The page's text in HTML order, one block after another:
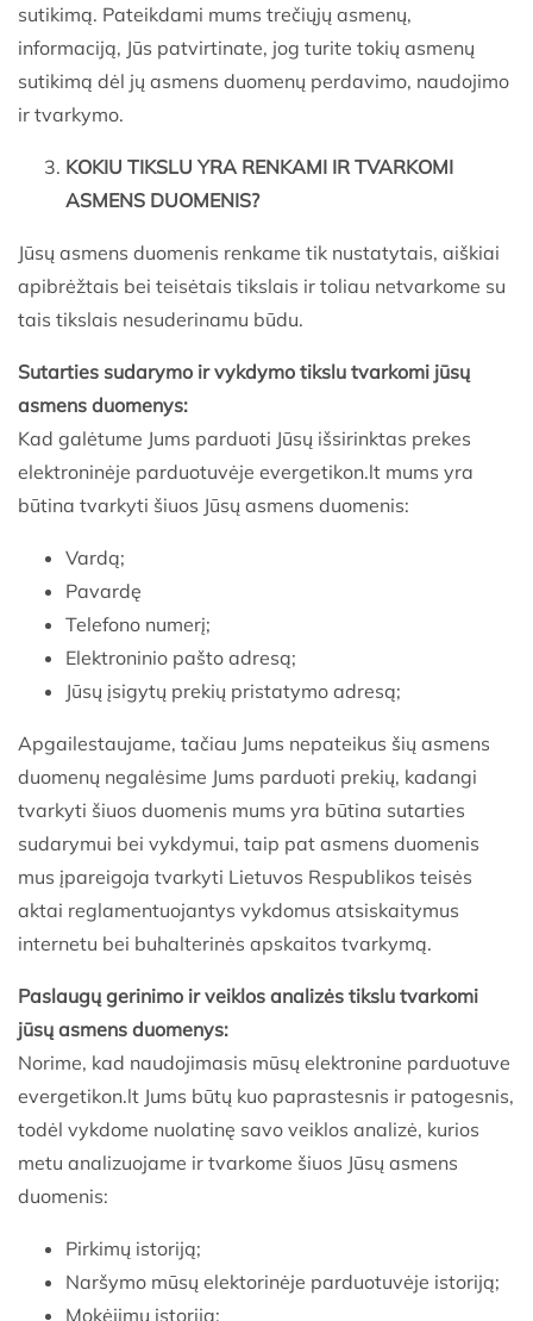
sutikimą. Pateikdami mums trečiųjų asmenų,
informaciją, Jūs patvirtinate, jog turite tokių asmenų
sutikimą dėl jų asmens duomenų perdavimo, naudojimo
ir tvarkymo.
KOKIU TIKSLUYRA RENKAMI IR TVARKOMI
ASMENS DUOMENIS?
Jūsų asmens duomenis renkame tik nustatytais, aiškiai
apibrėžtais bei teisėtais tikslais ir toliau netvarkome su
tais tikslais nesuderinamu būdu.
Sutarties sudarymo ir vykdymo tikslu tvarkomi jūsų
asmens duomenys:
Kad galėtume Jums parduoti Jūsų išsirinktas prekes
elektroninėje parduotuvėje evergetikon.lt mums yra
būtina tvarkyti šiuos Jūsų asmens duomenis:
Vardą;
Pavardę
Telefono numerį;
Elektroninio pašto adresą;
Jūsų įsigytų prekių pristatymo adresą;
Apgailestaujame, tačiau Jums nepateikus šių asmens
duomenų negalėsime Jums parduoti prekių, kadangi
tvarkyti šiuos duomenis mums yra būtina sutarties
sudarymui bei vykdymui, taip pat asmens duomenis
mus įpareigoja tvarkyti Lietuvos Respublikos teisės
aktai reglamentuojantys vykdomus atsiskaitymus
internetu bei buhalterinės apskaitos tvarkymą.
Paslaugų gerinimo ir veiklos analizės tikslu tvarkomi
jūsų asmens duomenys:
Norime, kad naudojimasis mūsų elektronine parduotuve
evergetikon.lt Jums būtų kuo paprastesnis ir patogesnis,
todėl vykdome nuolatinę savo veiklos analizė, kurios
metu analizuojame ir tvarkome šiuos Jūsų asmens
duomenis:
Pirkimų istoriją;
Naršymo mūsų elektorinėje parduotuvėje istoriją;
Mokėjimų istoriją;